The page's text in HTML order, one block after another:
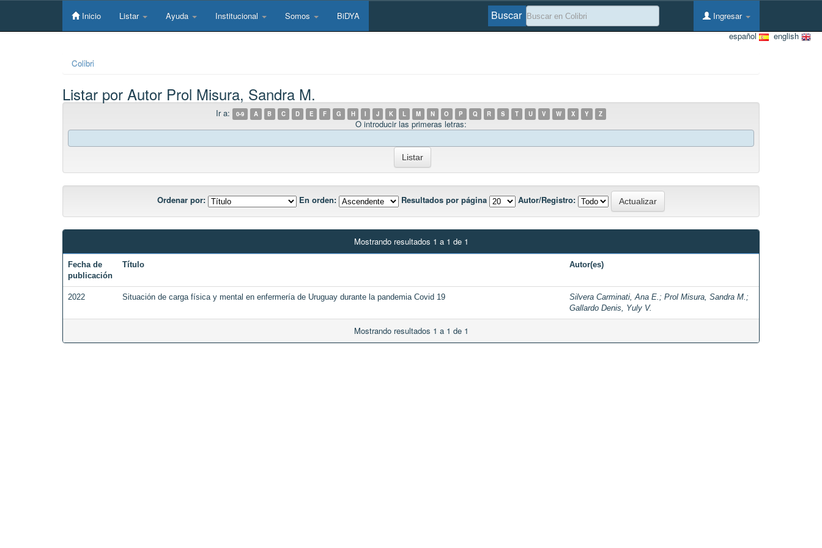
Skip
Inicio Listar Ayuda Institucional Somos BiDYA Ingresar
Buscar
english
español
Colibri
Listar por Autor Prol Misura, Sandra M.
Ir a: 0-9 A B C D E F G H I J K L M N O P Q R S T U V W X Y Z
O introducir las primeras letras:
Ordenar por: En orden: Resultados por página Autor/Registro:
Mostrando resultados 1 a 1 de 1
Fecha de
publicación
Título Autor(es)
2022 Situación de carga física y mental en enfermería de Uruguay durante la pandemia Covid 19 Silvera Carminati, Ana E.; Prol Misura, Sandra M.;
Gallardo Denis, Yuly V.
Mostrando resultados 1 a 1 de 1